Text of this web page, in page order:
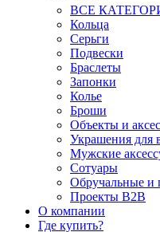
ВСЕ
Кольца
Серьги
Подвески
Браслеты
Запонки
Колье
Броши
Объекты и
Украшения для
Мужские
Сотуары
Обручальные и
Проекты B2B
О компании
Где купить?